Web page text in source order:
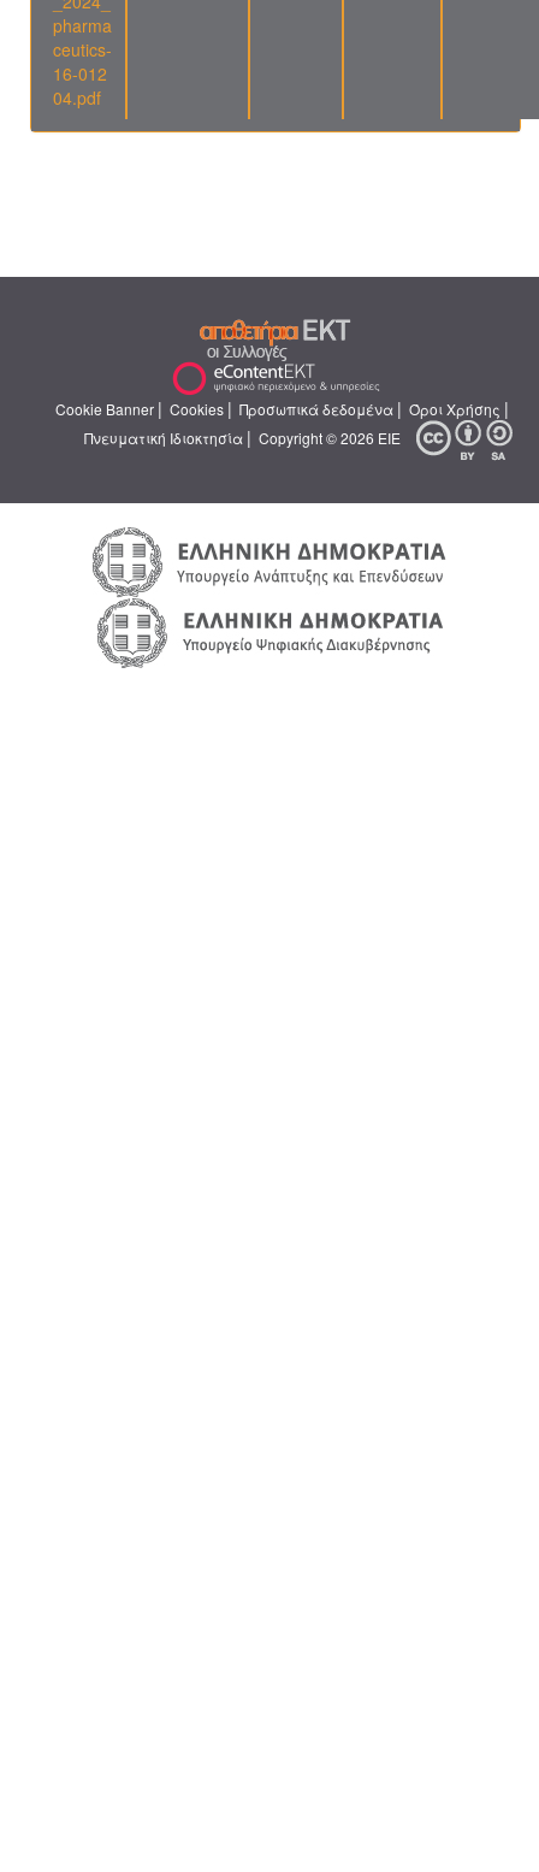
pharma
ceutics-
16-012
04.pdf
Cookie Banner | Cookies | Προσωπικά δεδομένα | Όροι Χρήσης |
Πνευματική Ιδιοκτησία | Copyright © 2026 ΕΙΕ